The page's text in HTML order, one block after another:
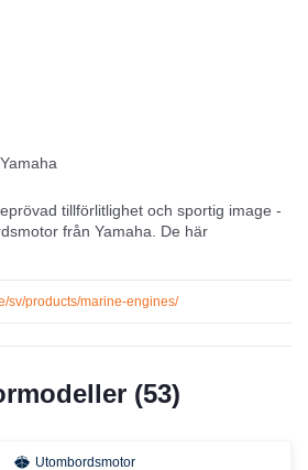
tillförlitlighet och sportig image -
från Yamaha. De här
skapat sig ett avundsvärt rykte runt
Yamaha är Skandinaviens största
med Yamaha är tekniska
i en komplett serie 4-taktsmotorer
sv/products/marine-engines/
(53)
Utombordsmotor